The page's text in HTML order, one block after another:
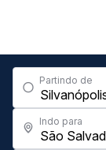
Partindo de
Indo para